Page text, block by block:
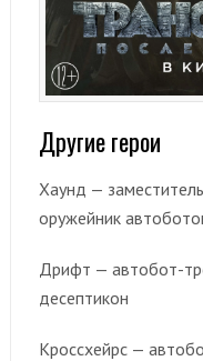
Другие герои
Хаунд —
оружейник
Дрифт — автобот-
десептикон
Кроссхейрс —